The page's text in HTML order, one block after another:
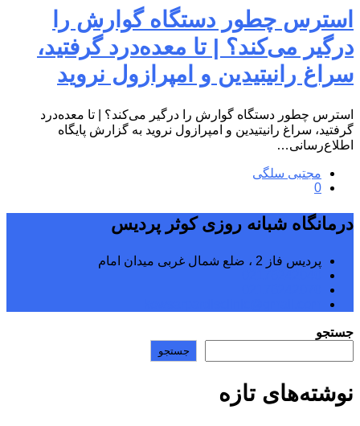
استرس چطور دستگاه گوارش‌ را
درگیر می‌کند؟ | تا معده‌درد گرفتید،
سراغ رانیتیدین و امپرازول نروید
استرس چطور دستگاه گوارش‌ را درگیر می‌کند؟ | تا معده‌درد
گرفتید، سراغ رانیتیدین و امپرازول نروید به گزارش پایگاه
اطلاع‌رسانی…
مجتبی سلگی
0
درمانگاه شبانه روزی کوثر پردیس
پردیس فاز 2 ، ضلع شمال غربی میدان امام
جستجو
جستجو
نوشته‌های تازه